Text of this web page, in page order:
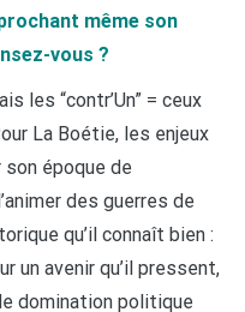
même son
vous ?
les “contr’Un” = ceux
La Boétie, les enjeux
époque de
des guerres de
qu’il connaît bien :
un avenir qu’il pressent,
domination politique